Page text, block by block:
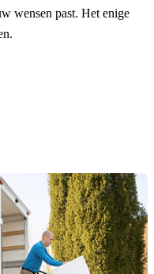
wensen past. Het enige